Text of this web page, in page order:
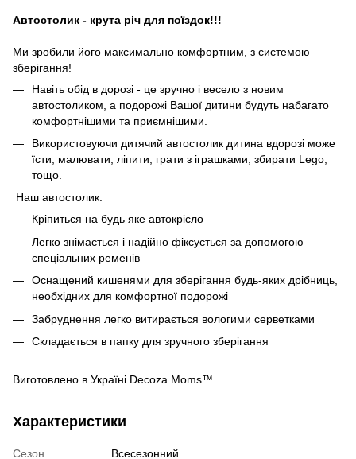
Автостолик - крута річ для поїздок!!!
Ми зробили його максимально комфортним, з системою
зберігання!
Навіть обід в дорозі - це зручно і весело з новим
автостоликом, а подорожі Вашої дитини будуть набагато
комфортнішими та приємнішими.
Використовуючи дитячий автостолик дитина вдорозі може
їсти, малювати, ліпити, грати з іграшками, збирати Lego,
тощо.
Наш автостолик:
Кріпиться на будь яке автокрісло
Легко знімається і надійно фіксується за допомогою
спеціальних ременів
Оснащений кишенями для зберігання будь-яких дрібниць,
необхідних для комфортної подорожі
Забруднення легко витирається вологими серветками
Складається в папку для зручного зберігання
Виготовлено в Україні Decoza Moms™
Характеристики
Сезон Всесезонний